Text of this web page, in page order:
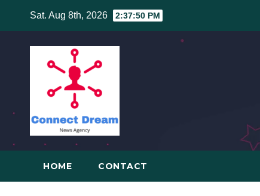
content
Sat. Aug 8th, 2026 2:37:50 PM
HOME CONTACT